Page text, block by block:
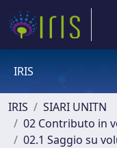
IRIS
IRIS
SIARI UNITN
02 Contributo in
02.1 Saggio su